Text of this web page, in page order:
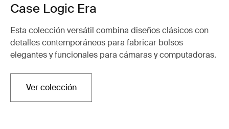
Case Logic Era
Esta colección versátil combina diseños clásicos con
detalles contemporáneos para fabricar bolsos
elegantes y funcionales para cámaras y computadoras.
Ver colección